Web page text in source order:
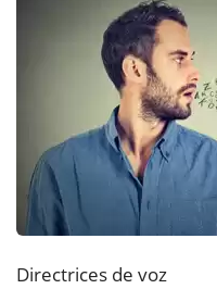
Directrices de voz